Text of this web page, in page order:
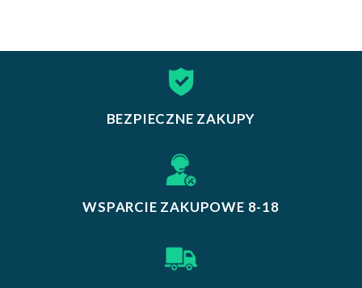
BEZPIECZNE ZAKUPY
WSPARCIE ZAKUPOWE 8-18